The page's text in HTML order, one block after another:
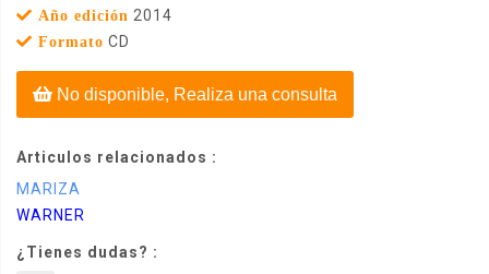
Año edición 2014
Formato CD
No disponible, Realiza una consulta
Articulos relacionados :
MARIZA
WARNER
¿Tienes dudas? :